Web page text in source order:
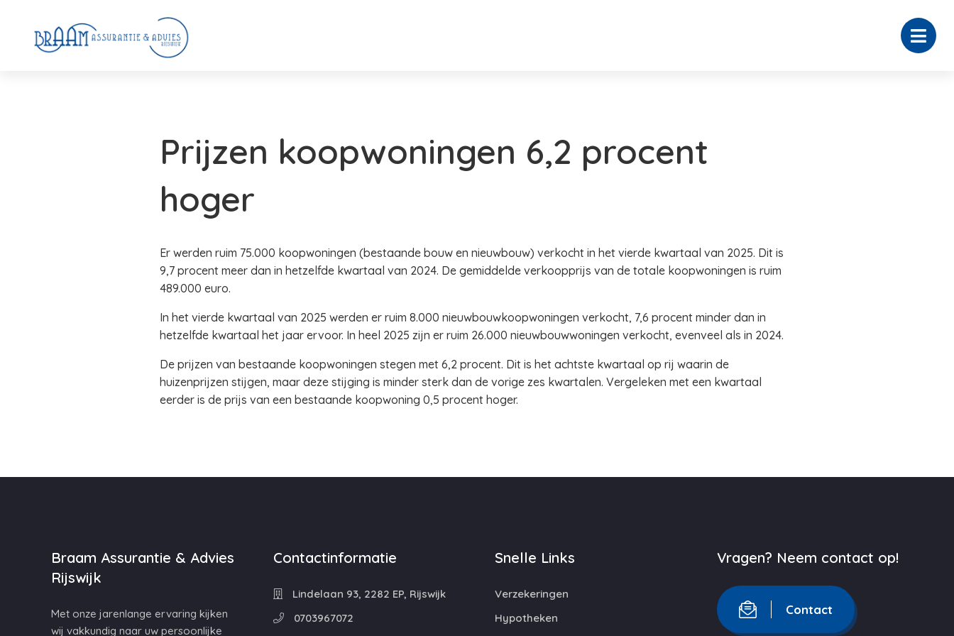
Prijzen koopwoningen 6,2 procent
hoger
Er werden ruim 75.000 koopwoningen (bestaande bouw en nieuwbouw) verkocht in het vierde kwartaal van 2025. Dit is
9,7 procent meer dan in hetzelfde kwartaal van 2024. De gemiddelde verkoopprijs van de totale koopwoningen is ruim
489.000 euro.
In het vierde kwartaal van 2025 werden er ruim 8.000 nieuwbouwkoopwoningen verkocht, 7,6 procent minder dan in
hetzelfde kwartaal het jaar ervoor. In heel 2025 zijn er ruim 26.000 nieuwbouwwoningen verkocht, evenveel als in 2024.
De prijzen van bestaande koopwoningen stegen met 6,2 procent. Dit is het achtste kwartaal op rij waarin de
huizenprijzen stijgen, maar deze stijging is minder sterk dan de vorige zes kwartalen. Vergeleken met een kwartaal
eerder is de prijs van een bestaande koopwoning 0,5 procent hoger.
Braam Assurantie & Advies
Rijswijk
Met onze jarenlange ervaring kijken
wij vakkundig naar uw persoonlijke
Contactinformatie
Lindelaan 93, 2282 EP, Rijswijk
0703967072
Snelle Links
Verzekeringen
Hypotheken
Vragen? Neem contact op!
Contact